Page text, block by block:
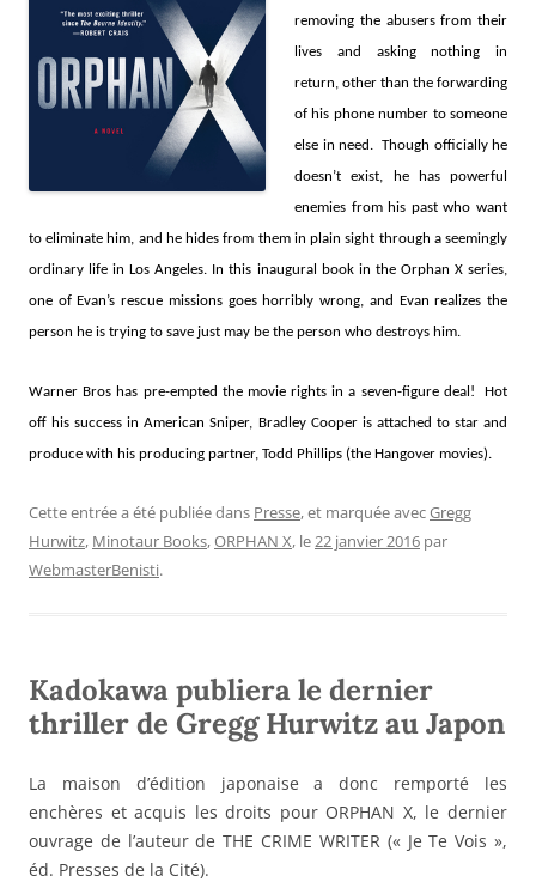
removing the abusers from their
lives and asking nothing in
return, other than the forwarding
of his phone number to someone
else in need. Though officially he
doesn’t exist, he has powerful
enemies from his past who want
to eliminate him, and he hides from them in plain sight through a seemingly
ordinary life in Los Angeles. In this inaugural book in the Orphan X series,
one of Evan’s rescue missions goes horribly wrong, and Evan realizes the
person he is trying to save just may be the person who destroys him.
Warner Bros has pre-empted the movie rights in a seven-figure deal! Hot
off his success in American Sniper, Bradley Cooper is attached to star and
produce with his producing partner, Todd Phillips (the Hangover movies).
Cette entrée a été publiée dans Presse, et marquée avecGregg
Hurwitz, Minotaur Books,ORPHAN X, le22 janvier 2016 par
WebmasterBenisti.
Kadokawa publiera le dernier
thriller de Gregg Hurwitz au Japon
La maison d’édition japonaise a donc remporté les
enchères et acquis les droits pour ORPHAN X, le dernier
ouvrage de l’auteur de THE CRIME WRITER (« Je Te Vois »,
éd. Presses de la Cité).